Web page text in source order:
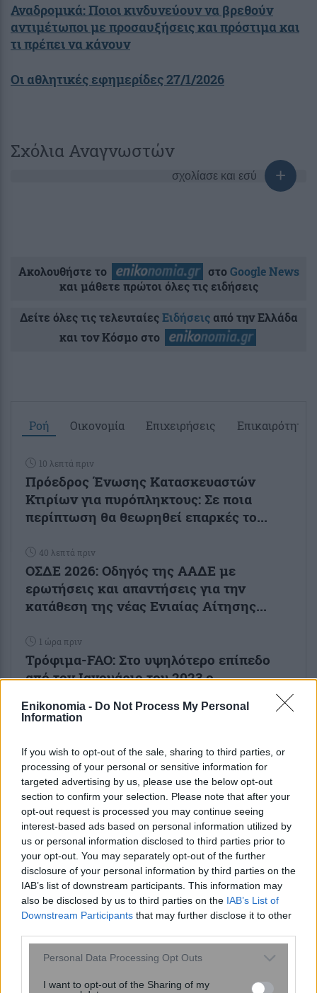
Enikonomia - Do Not Process My Personal
Information
If you wish to opt-out of the sale, sharing to third parties, or
processing of your personal or sensitive information for
targeted advertising by us, please use the below opt-out
section to confirm your selection. Please note that after your
opt-out request is processed you may continue seeing
interest-based ads based on personal information utilized by
us or personal information disclosed to third parties prior to
your opt-out. You may separately opt-out of the further
disclosure of your personal information by third parties on the
IAB’s list of downstream participants. This information may
also be disclosed by us to third parties on the IAB’s List of
Downstream Participants that may further disclose it to other
Please note that this website/app uses one or more Google
not limited to your visit or usage behaviour. You may click to
Personal Data Processing Opt Outs
I want to opt-out of the Sharing of my
Αναδρομικά: Ποιοι κινδυνεύουν να βρεθούν
αντιμέτωποι με προσαυξήσεις και πρόστιμα και
τι πρέπει να κάνουν
Οι αθλητικές εφημερίδες 27/1/2026
Σχόλια Αναγνωστών
σχολίασε και εσύ
Ακολουθήστε το στοGoogle News
και μάθετε πρώτοι όλες τις ειδήσεις
Δείτε όλες τις τελευταίεςΕιδήσειςαπό την Ελλάδα
και τον Κόσμο στο
Ροή Οικονομία Επιχειρήσεις Επικαιρότητα
10 λεπτά πριν
Πρόεδρος Ένωσης Κατασκευαστών
Κτιρίων για πυρόπληκτους: Σε ποια
περίπτωση θα θεωρηθεί επαρκές το...
40 λεπτά πριν
ΟΣΔΕ 2026: Οδηγός της ΑΑΔΕ με
ερωτήσεις και απαντήσεις για την
κατάθεση της νέας Ενιαίας Αίτησης...
1 ώρα πριν
Τρόφιμα-FAO: Στο υψηλότερο επίπεδο
από τον Ιανουάριο του 2023 o
παγκόσμιος δείκτης τιμών τον Ιούλιο...
ENIKOS NETWORK